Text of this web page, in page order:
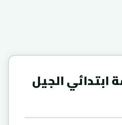
ابتدائي الجيل